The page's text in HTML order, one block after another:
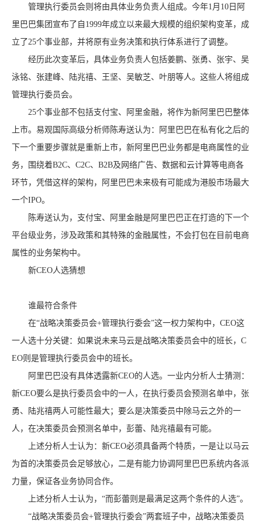
管理执行委员会则将由具体业务负责人组成。今年1月10日阿
里巴巴集团宣布了自1999年成立以来最大规模的组织架构变革，成
立了25个事业部，并将原有业务决策和执行体系进行了调整。
经历此次变革后，具体业务负责人包括姜鹏、张勇、张宇、吴
泳铭、张建峰、陆兆禧、王坚、吴敏芝、叶朋等人。这些人将组成
管理执行委员会。
25个事业部不包括支付宝、阿里金融，将作为新阿里巴巴整体
上市。易观国际高级分析师陈寿送认为：阿里巴巴在私有化之后的
下一个重要步骤就是重新上市，新阿里巴巴业务都是电商属性的业
务，围绕着B2C、C2C、B2B及网络广告、数据和云计算等电商各
环节，凭借这样的架构，阿里巴巴未来极有可能成为港股市场最大
一个IPO。
陈寿送认为，支付宝、阿里金融是阿里巴巴正在打造的下一个
平台级业务，涉及政策和其特殊的金融属性，不会打包在目前电商
属性的业务架构中。
新CEO人选猜想
谁最符合条件
在“战略决策委员会+管理执行委会”这一权力架构中，CEO这
一人选十分关键：如果说未来马云是战略决策委员会中的班长，C
EO则是管理执行委员会中的班长。
阿里巴巴没有具体透露新CEO的人选。一业内分析人士猜测：
新CEO要么是执行委员会中的一人，在执行委员会预测名单中，张
勇、陆兆禧两人可能性最大；要么是决策委员中除马云之外的一
人，在决策委员会预测名单中，彭蕾、陆兆禧最有可能。
上述分析人士认为：新CEO必须具备两个特质，一是让以马云
为首的决策委员会足够放心，二是有能力协调阿里巴巴系统内各派
力量，保证各业务协同合作。
上述分析人士认为，“而彭蕾则是最满足这两个条件的人选”。
“战略决策委员会+管理执行委会”两套班子中，战略决策委员